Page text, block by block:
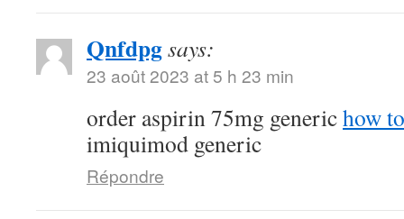
Qnfdpgsays:
23 août 2023 at 5 h 23 min
order aspirin 75mg generichow
imiquimod generic
Répondre